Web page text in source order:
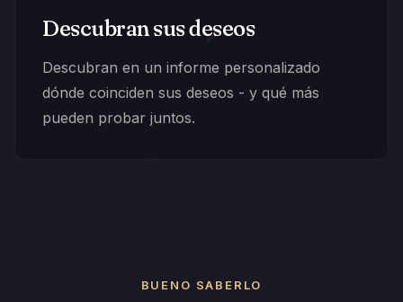
Descubran sus deseos
Descubran en un informe personalizado
dónde coinciden sus deseos - y qué más
pueden probar juntos.
BUENO SABERLO